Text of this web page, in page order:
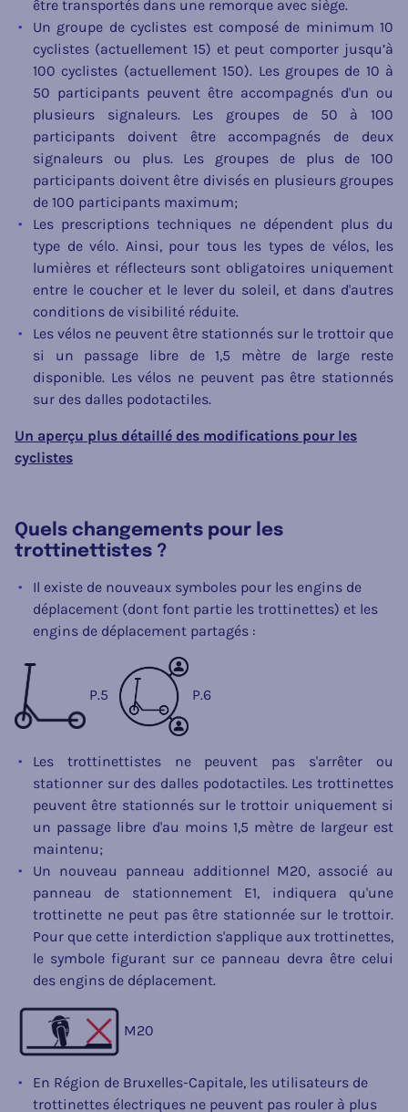
être transportés dans une remorque avec siège.
Un groupe de cyclistes est composé de minimum 10
cyclistes (actuellement 15) et peut comporter jusqu’à
100 cyclistes (actuellement 150). Les groupes de 10 à
50 participants peuvent être accompagnés d'un ou
plusieurs signaleurs. Les groupes de 50 à 100
participants doivent être accompagnés de deux
signaleurs ou plus. Les groupes de plus de 100
participants doivent être divisés en plusieurs groupes
de 100 participants maximum;
Les prescriptions techniques ne dépendent plus du
type de vélo. Ainsi, pour tous les types de vélos, les
lumières et réflecteurs sont obligatoires uniquement
entre le coucher et le lever du soleil, et dans d'autres
conditions de visibilité réduite.
Les vélos ne peuvent être stationnés sur le trottoir que
si un passage libre de 1,5 mètre de large reste
disponible. Les vélos ne peuvent pas être stationnés
sur des dalles podotactiles.
Un aperçu plus détaillé des modifications pour les
cyclistes
Quels changements pour les
trottinettistes ?
Il existe de nouveaux symboles pour les engins de
déplacement (dont font partie les trottinettes) et les
engins de déplacement partagés :
P.5 P.6
Les trottinettistes ne peuvent pas s'arrêter ou
stationner sur des dalles podotactiles. Les trottinettes
peuvent être stationnés sur le trottoir uniquement si
un passage libre d'au moins 1,5 mètre de largeur est
maintenu;
Un nouveau panneau additionnel M20, associé au
panneau de stationnement E1, indiquera qu'une
trottinette ne peut pas être stationnée sur le trottoir.
Pour que cette interdiction s'applique aux trottinettes,
le symbole figurant sur ce panneau devra être celui
des engins de déplacement.
M20
En Région de Bruxelles-Capitale, les utilisateurs de
trottinettes électriques ne peuvent pas rouler à plus